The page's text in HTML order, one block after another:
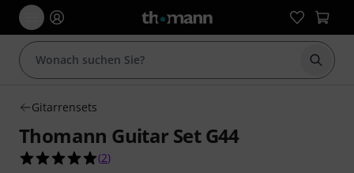
Suche
Gitarrensets
Thomann Guitar Set G44
5.0 von 5 Sternen aus 2 Kundenbewertungen
(2)